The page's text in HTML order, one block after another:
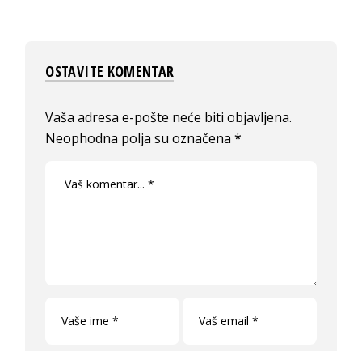
OSTAVITE KOMENTAR
Vaša adresa e-pošte neće biti objavljena.
Neophodna polja su označena*